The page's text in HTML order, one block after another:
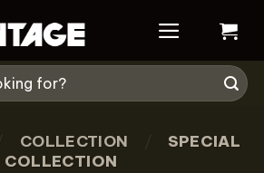
COLLECTION
SPECIAL
COLLECTION